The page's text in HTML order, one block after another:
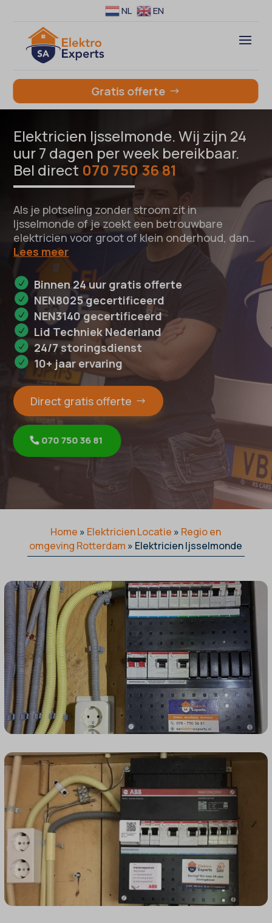
NL EN
Gratis offerte
Elektricien Ijsselmonde. Wij zijn 24
uur 7 dagen per week bereikbaar.
Bel direct 070 750 36 81
Als je plotseling zonder stroom zit in
Ijsselmonde of je zoekt een betrouwbare
elektricien voor groot of klein onderhoud, dan…
Lees meer
Binnen 24 uur gratis offerte
NEN8025 gecertificeerd
NEN3140 gecertificeerd
Lid Techniek Nederland
24/7 storingsdienst
10+ jaar ervaring
Direct gratis offerte
070 750 36 81
Home » Elektricien Locatie » Regio en
omgeving Rotterdam » Elektricien Ijsselmonde